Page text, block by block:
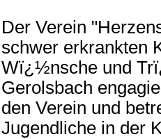
Der Verein
schwer erkrankten
Wï¿½nsche und
Gerolsbach
den Verein und
Jugendliche in der